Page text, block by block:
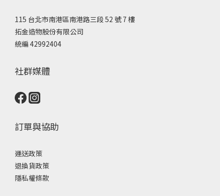
115 台北市南港區南港路三段 52 號 7 樓
拓金造物股份有限公司
統編 42992404
社群媒體
訂單與協助
運送政策
退換貨政策
隱私權條款